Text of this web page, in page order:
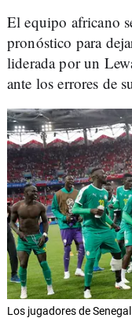
El equipo africano
pronóstico para
liderada por un
ante los errores de
Los jugadores de